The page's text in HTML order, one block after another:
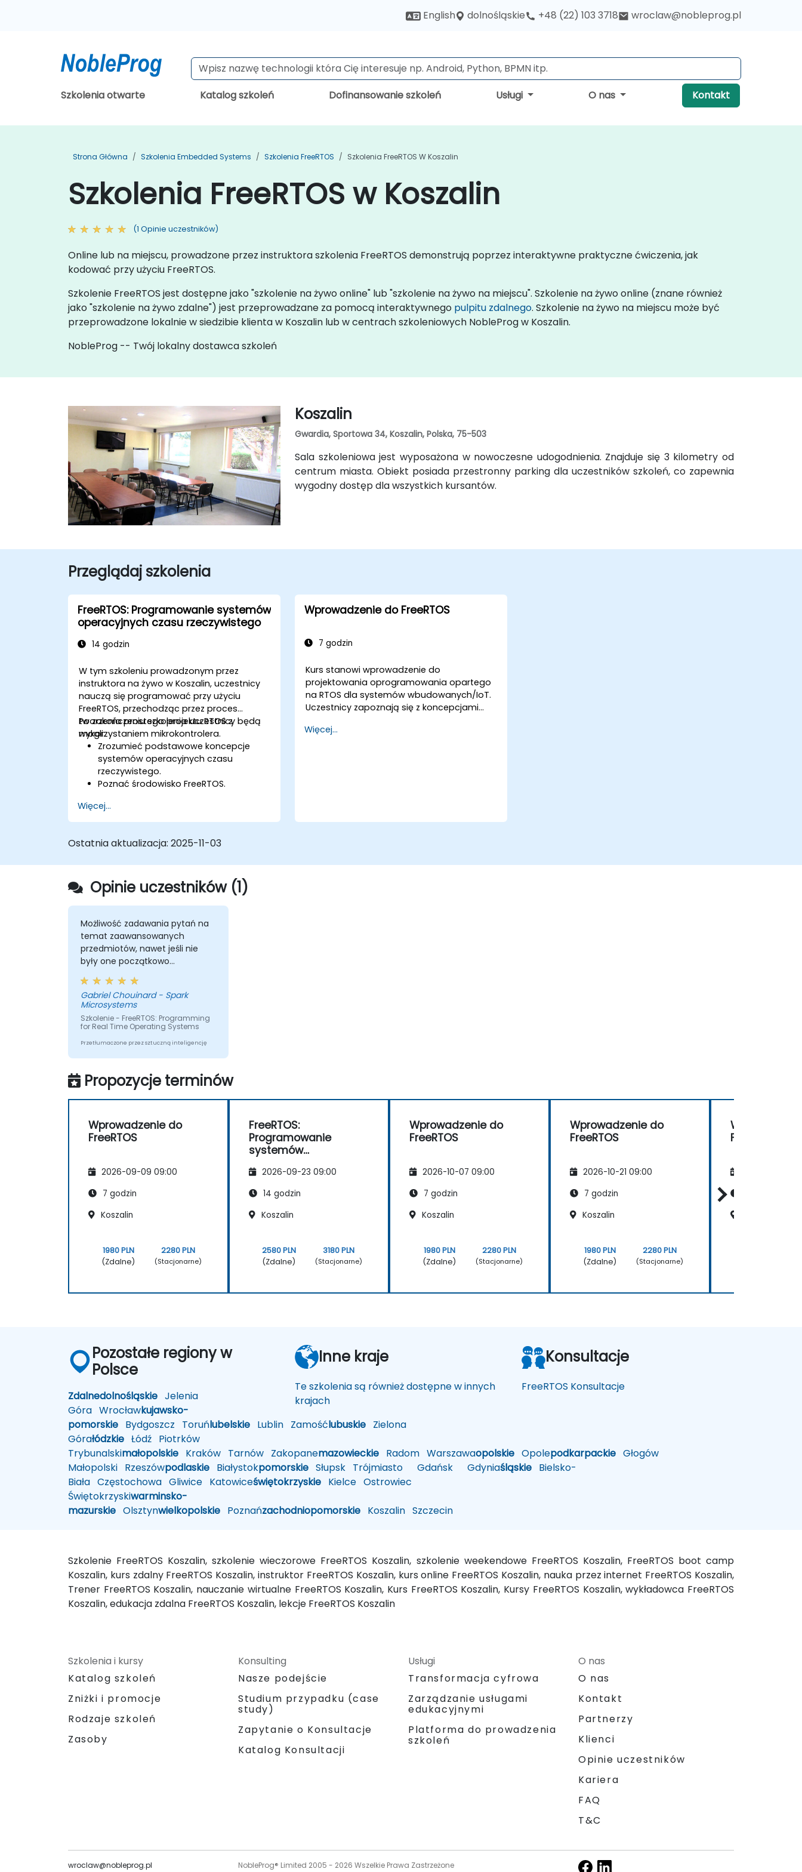
English dolnośląskie +48 (22) 103 3718 wroclaw@nobleprog.pl
Szkolenia otwarte Katalog szkoleń Dofinansowanie szkoleń Usługi O nas Kontakt
Strona Główna Szkolenia Embedded Systems Szkolenia FreeRTOS Szkolenia FreeRTOS W Koszalin
Szkolenia FreeRTOS w Koszalin
(1 Opinie uczestników)
Online lub na miejscu, prowadzone przez instruktora szkolenia FreeRTOS demonstrują poprzez interaktywne praktyczne ćwiczenia, jak
kodować przy użyciu FreeRTOS.
Szkolenie FreeRTOS jest dostępne jako "szkolenie na żywo online" lub "szkolenie na żywo na miejscu". Szkolenie na żywo online (znane również
jako "szkolenie na żywo zdalne") jest przeprowadzane za pomocą interaktywnego pulpitu zdalnego. Szkolenie na żywo na miejscu może być
przeprowadzone lokalnie w siedzibie klienta w Koszalin lub w centrach szkoleniowych NobleProg w Koszalin.
NobleProg -- Twój lokalny dostawca szkoleń
Koszalin
Gwardia, Sportowa 34, Koszalin, Polska, 75-503
Sala szkoleniowa jest wyposażona w nowoczesne udogodnienia. Znajduje się 3 kilometry od
centrum miasta. Obiekt posiada przestronny parking dla uczestników szkoleń, co zapewnia
wygodny dostęp dla wszystkich kursantów.
Przeglądaj szkolenia
FreeRTOS: Programowanie systemów
operacyjnych czasu rzeczywistego
14 godzin
W tym szkoleniu prowadzonym przez
instruktora na żywo w Koszalin, uczestnicy
nauczą się programować przy użyciu
FreeRTOS, przechodząc przez proces
tworzenia prostego projektu RTOS z
wykorzystaniem mikrokontrolera.
Po zakończeniu szkolenia uczestnicy będą
mogli:
Zrozumieć podstawowe koncepcje
systemów operacyjnych czasu
rzeczywistego.
Poznać środowisko FreeRTOS.
wykorzystaniem FreeRTOS.
Połączyć aplikację FreeRTOS z
Więcej...
Wprowadzenie do FreeRTOS
7 godzin
Kurs stanowi wprowadzenie do
projektowania oprogramowania opartego
na RTOS dla systemów wbudowanych/IoT.
Uczestnicy zapoznają się z koncepcjami
scenariuszami projektowania
Więcej...
Ostatnia aktualizacja: 2025-11-03
Opinie uczestników (1)
Możliwość zadawania pytań na
temat zaawansowanych
przedmiotów, nawet jeśli nie
były one początkowo
planowane.
Gabriel Chouinard - Spark
Microsystems
Szkolenie - FreeRTOS: Programming
for Real Time Operating Systems
Przetłumaczone przez sztuczną inteligencję
Propozycje terminów
Wprowadzenie do
FreeRTOS
2026-09-09 09:00
7 godzin
Koszalin
1980 PLN
(Zdalne)
2280 PLN
(Stacjonarne)
FreeRTOS:
Programowanie
systemów
rzeczywistego
2026-09-23 09:00
14 godzin
Koszalin
2580 PLN
(Zdalne)
3180 PLN
(Stacjonarne)
Wprowadzenie do
FreeRTOS
2026-10-07 09:00
7 godzin
Koszalin
1980 PLN
(Zdalne)
2280 PLN
(Stacjonarne)
Wprowadzenie do
FreeRTOS
2026-10-21 09:00
7 godzin
Koszalin
1980 PLN
(Zdalne)
2280 PLN
(Stacjonarne)
FreeRTOS
Pozostałe regiony w
Polsce
Zdalnedolnośląskie Jelenia
Góra Wrocławkujawsko-
pomorskie Bydgoszcz Toruńlubelskie Lublin Zamośćlubuskie Zielona
Górałódzkie Łódź Piotrków
Trybunalskimałopolskie Kraków Tarnów Zakopanemazowieckie Radom Warszawaopolskie Opolepodkarpackie Głogów
Małopolski Rzeszówpodlaskie Białystokpomorskie Słupsk Trójmiasto Gdańsk Gdyniaśląskie Bielsko-
Biała Częstochowa Gliwice Katowiceświętokrzyskie Kielce Ostrowiec
Świętokrzyskiwarminsko-
mazurskie Olsztynwielkopolskie Poznańzachodniopomorskie Koszalin Szczecin
Inne kraje
Te szkolenia są również dostępne w innych
krajach
Konsultacje
FreeRTOS Konsultacje
Szkolenie FreeRTOS Koszalin, szkolenie wieczorowe FreeRTOS Koszalin, szkolenie weekendowe FreeRTOS Koszalin, FreeRTOS boot camp
Koszalin, kurs zdalny FreeRTOS Koszalin, instruktor FreeRTOS Koszalin, kurs online FreeRTOS Koszalin, nauka przez internet FreeRTOS Koszalin,
Trener FreeRTOS Koszalin, nauczanie wirtualne FreeRTOS Koszalin, Kurs FreeRTOS Koszalin, Kursy FreeRTOS Koszalin, wykładowca FreeRTOS
Koszalin, edukacja zdalna FreeRTOS Koszalin, lekcje FreeRTOS Koszalin
Szkolenia i kursy
Katalog szkoleń
Zniżki i promocje
Rodzaje szkoleń
Zasoby
Konsulting
Nasze podejście
Studium przypadku (case
study)
Zapytanie o Konsultacje
Katalog Konsultacji
Usługi
Transformacja cyfrowa
Zarządzanie usługami
edukacyjnymi
Platforma do prowadzenia
szkoleń
O nas
O nas
Kontakt
Partnerzy
Klienci
Opinie uczestników
Kariera
FAQ
T&C
wroclaw@nobleprog.pl NobleProg® Limited 2005 - 2026 Wszelkie Prawa Zastrzeżone